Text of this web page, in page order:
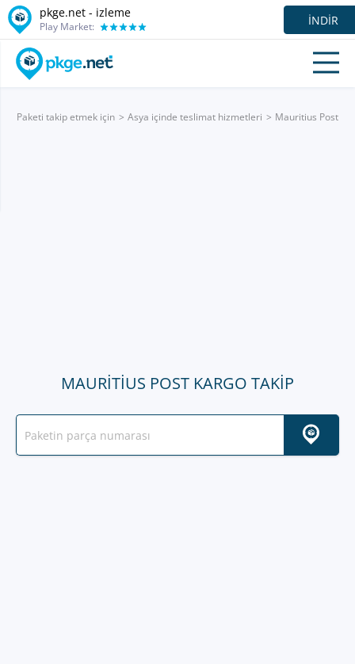
pkge.net - izleme
Play Market: İNDIR
Paketi takip etmek için Asya içinde teslimat hizmetleri Mauritius Post
MAURITIUS POST KARGO TAKIP